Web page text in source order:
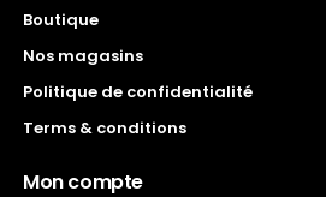
Boutique
Nos magasins
Politique de confidentialité
Terms & conditions
Mon compte